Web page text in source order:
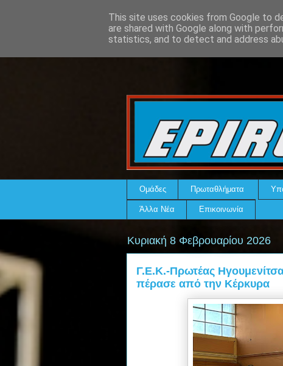
Ομάδες Πρωταθλήματα
Άλλα Νέα Επικοινωνία
Κυριακή 8 Φεβρουαρίου 2026
Γ.Ε.Κ.-Πρωτέας
πέρασε από την Κέρκυρα
This site uses cookies from Google to
are shared with Google along with
statistics, and to detect and address